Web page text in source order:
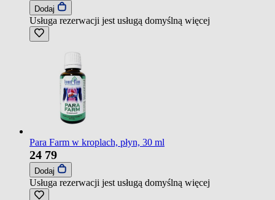
Dodaj
Usługa rezerwacji jest usługą domyślną więcej
Para Farm w kroplach, płyn, 30 ml
24 79
Dodaj
Usługa rezerwacji jest usługą domyślną więcej